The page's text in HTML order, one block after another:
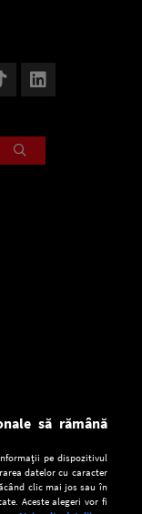
smartphone:
să rămână
pe dispozitivul
datelor cu caracter
clic mai jos sau în
Aceste alegeri vor fi